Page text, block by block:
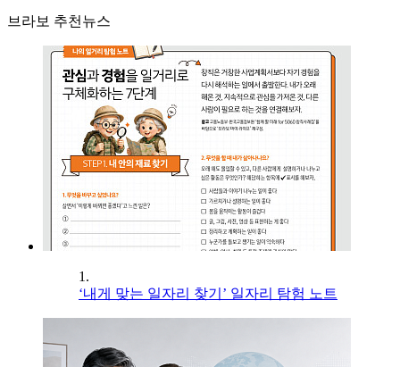
브라보 추천뉴스
1.
‘내게 맞는 일자리 찾기’ 일자리 탐험 노트